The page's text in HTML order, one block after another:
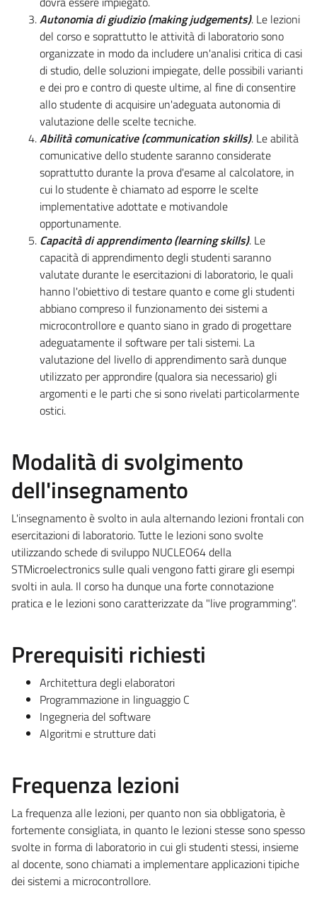
Autonomia di giudizio (making judgements). Le lezioni
del corso e soprattutto le attività di laboratorio sono
organizzate in modo da includere un'analisi critica di casi
di studio, delle soluzioni impiegate, delle possibili varianti
e dei pro e contro di queste ultime, al fine di consentire
allo studente di acquisire un'adeguata autonomia di
valutazione delle scelte tecniche.
Abilità comunicative (communication skills). Le abilità
comunicative dello studente saranno considerate
soprattutto durante la prova d'esame al calcolatore, in
cui lo studente è chiamato ad esporre le scelte
implementative adottate e motivandole
opportunamente.
Capacità di apprendimento (learning skills). Le
capacità di apprendimento degli studenti saranno
valutate durante le esercitazioni di laboratorio, le quali
hanno l'obiettivo di testare quanto e come gli studenti
abbiano compreso il funzionamento dei sistemi a
microcontrollore e quanto siano in grado di progettare
adeguatamente il software per tali sistemi. La
valutazione del livello di apprendimento sarà dunque
utilizzato per approndire (qualora sia necessario) gli
argomenti e le parti che si sono rivelati particolarmente
ostici.
Modalità di svolgimento
dell'insegnamento
L'insegnamento è svolto in aula alternando lezioni frontali con
esercitazioni di laboratorio. Tutte le lezioni sono svolte
utilizzando schede di sviluppo NUCLEO64 della
STMicroelectronics sulle quali vengono fatti girare gli esempi
svolti in aula. Il corso ha dunque una forte connotazione
pratica e le lezioni sono caratterizzate da "live programming".
Prerequisiti richiesti
Architettura degli elaboratori
Programmazione in linguaggio C
Ingegneria del software
Algoritmi e strutture dati
Frequenza lezioni
La frequenza alle lezioni, per quanto non sia obbligatoria, è
fortemente consigliata, in quanto le lezioni stesse sono spesso
svolte in forma di laboratorio in cui gli studenti stessi, insieme
al docente, sono chiamati a implementare applicazioni tipiche
dei sistemi a microcontrollore.